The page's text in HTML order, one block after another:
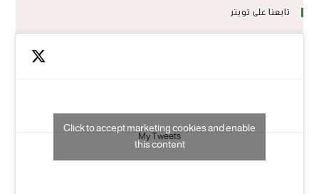
تابعنا على تويتر
My Tweets
Click to accept marketing cookies and enable
this content